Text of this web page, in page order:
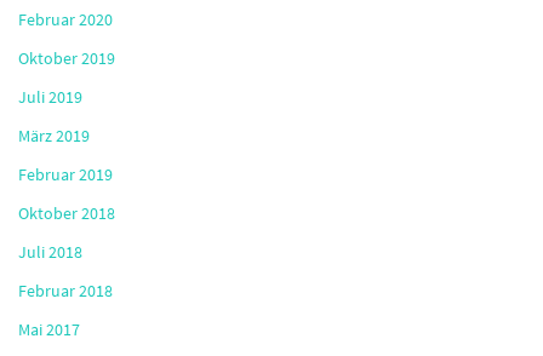
Februar 2020
Oktober 2019
Juli 2019
März 2019
Februar 2019
Oktober 2018
Juli 2018
Februar 2018
Mai 2017